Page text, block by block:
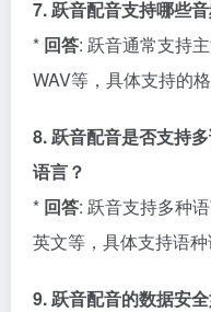
7. 跃音配音支持哪些
* 回答: 跃音通常支持
WAV等，具体支持的
8. 跃音配音是否支持
语言？
* 回答: 跃音支持多种
英文等，具体支持语种
9. 跃音配音的数据安